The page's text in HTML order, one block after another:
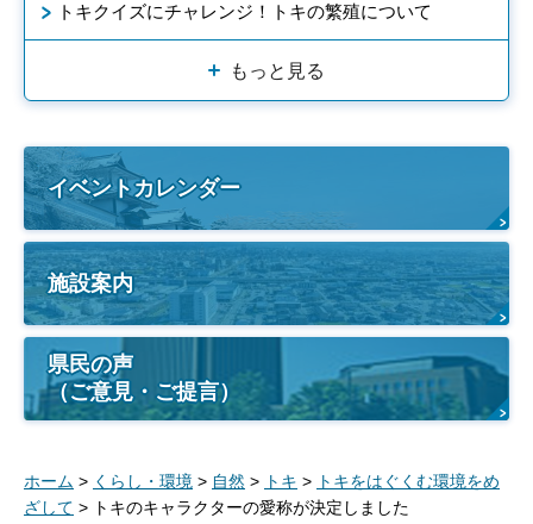
トキクイズにチャレンジ！トキの繁殖について
もっと見る
イベントカレンダー
施設案内
県民の声
（ご意見・ご提言）
ホーム > くらし・環境 > 自然 > トキ > トキをはぐくむ環境をめ
ざして > トキのキャラクターの愛称が決定しました